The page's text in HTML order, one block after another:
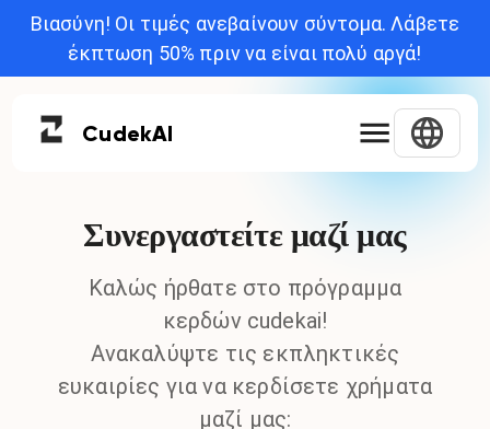
Βιασύνη! Οι τιμές ανεβαίνουν σύντομα. Λάβετε
έκπτωση 50% πριν να είναι πολύ αργά!
CudekAI
Συνεργαστείτε μαζί μας
Καλώς ήρθατε στο πρόγραμμα
κερδών cudekai!
Ανακαλύψτε τις εκπληκτικές
ευκαιρίες για να κερδίσετε χρήματα
μαζί μας: